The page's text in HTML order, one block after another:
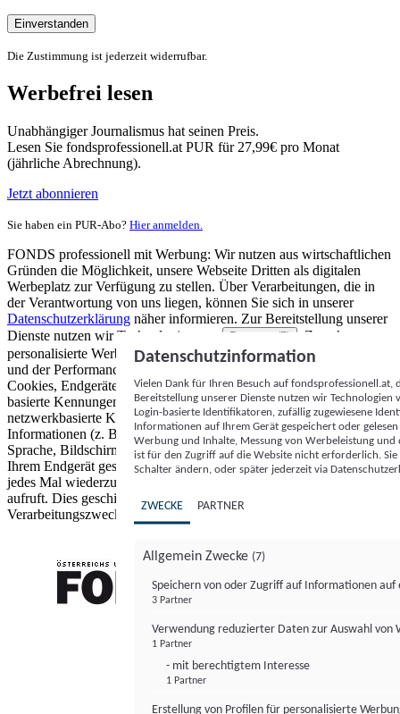
Einverstanden
Die Zustimmung ist jederzeit widerrufbar.
Werbefrei lesen
Unabhängiger Journalismus hat seinen Preis.
Lesen Sie fondsprofessionell.at PUR für 27,99€ pro Monat
(jährliche Abrechnung).
Jetzt abonnieren
Sie haben ein PUR-Abo? Hier anmelden.
FONDS professionell mit Werbung: Wir nutzen aus wirtschaftlichen
Gründen die Möglichkeit, unsere Webseite Dritten als digitalen
Werbeplatz zur Verfügung zu stellen. Über Verarbeitungen, die in
der Verantwortung von uns liegen, können Sie sich in unserer
Datenschutzerklärung näher informieren. Zur Bereitstellung unserer
Dienste nutzen wir Technologien von
Partnern (5)
. Zwecke:
personalisierte Werbung und Inhalte, Messung von Werbeleistung
und der Performance von Inhalten sowie Zielgruppenforschung.
Cookies, Endgeräte- oder ähnliche Online-Kennungen (z. B. login-
basierte Kennungen, zufällig generierte Kennungen,
netzwerkbasierte Kennungen) können zusammen mit anderen
Informationen (z. B. Browsertyp und Browserinformationen,
Sprache, Bildschirmgröße, unterstützte Technologien usw.) auf
Ihrem Endgerät gespeichert oder von dort ausgelesen werden, um es
jedes Mal wiederzuerkennen, wenn es eine App oder einer Webseite
aufruft. Dies geschieht für einen oder mehrere der hier aufgeführten
Verarbeitungszwecke.
Datenschutzinformation
Vielen Dank für Ihren Besuch auf
Bereitstellung unserer Dienste nutzen wir Technologien
Login-basierte Identifikatoren, zufällig zugewiesene
Informationen auf Ihrem Gerät gespeichert oder
Werbung und Inhalte, Messung von Werbeleistung
ist für den Zugriff auf die Website nicht erforderlich.
Schalter ändern, oder später jederzeit via
ZWECKE PARTNER
Allgemein Zwecke (7)
Speichern von oder Zugriff auf Informationen auf
3 Partner
Verwendung reduzierter Daten zur Auswahl von
1 Partner
- mit berechtigtem Interesse
1 Partner
Erstellung von Profilen für personalisierte
FONDS professionell